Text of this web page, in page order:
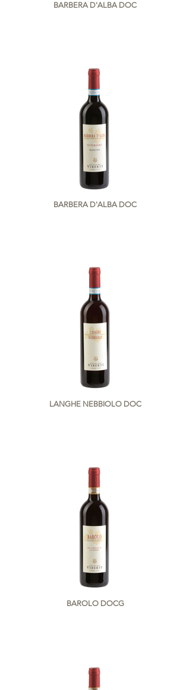
BARBERA D'ALBA DOC
BARBERA D'ALBA DOC
LANGHE NEBBIOLO DOC
BAROLO DOCG